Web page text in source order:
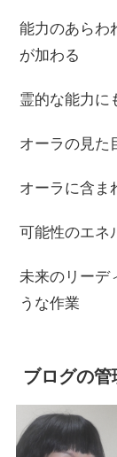
能力のあらわ
が加わる
霊的な能力に
オーラの見た
オーラに含ま
可能性のエネ
未来のリーデ
うな作業
ブログの管